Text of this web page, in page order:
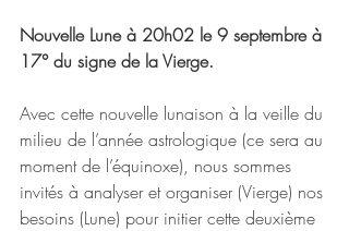
Nouvelle Lune à 20h02 le 9 septembre à
17° du signe de la Vierge.
Avec cette nouvelle lunaison à la veille du
milieu de l’année astrologique (ce sera au
moment de l’équinoxe), nous sommes
invités à analyser et organiser (Vierge) nos
besoins (Lune) pour initier cette deuxième